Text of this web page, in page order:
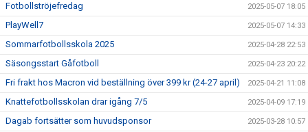
Fotbollströjefredag 2025-05-07 18:05
PlayWell7 2025-05-07 14:33
Sommarfotbollsskola 2025 2025-04-28 22:53
Säsongsstart Gåfotboll 2025-04-23 20:22
Fri frakt hos Macron vid beställning över 399 kr (24-27 april) 2025-04-21 11:08
Knattefotbollsskolan drar igång 7/5 2025-04-09 17:19
Dagab fortsätter som huvudsponsor 2025-03-28 10:57